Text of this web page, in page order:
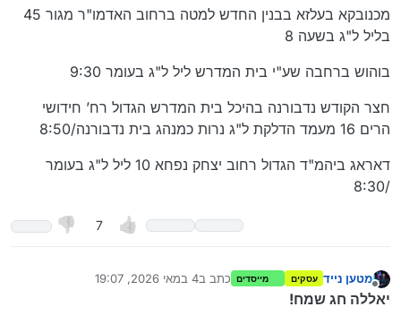
מכנובקא בעלזא בבנין החדש למטה ברחוב האדמו"ר מגור 45
בליל ל"ג בשעה 8
בוהוש ברחבה שע"י בית המדרש ליל ל"ג בעומר 9:30
חצר הקודש נדבורנה בהיכל בית המדרש הגדול רח’ חידושי
הרים 16 מעמד הדלקת ל"ג נרות כמנהג בית נדבורנה/8:50
דאראג ביהמ"ד הגדול רחוב יצחק נפחא 10 ליל ל"ג בעומר
/8:30
7
מנותק
מטען נייד עסקים מייסדים כתב ב4 במאי 2026, 19:07
נערך לאחרונה על ידי
יאללה חג שמח!